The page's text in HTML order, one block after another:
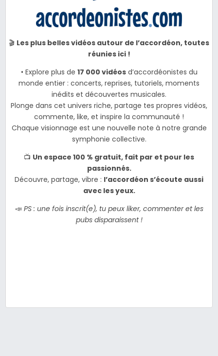
🎬 Les plus belles vidéos autour de l’accordéon, toutes
réunies ici !
• Explore plus de 17 000 vidéosd’accordéonistes du
monde entier : concerts, reprises, tutoriels, moments
inédits et découvertes musicales.
Plonge dans cet univers riche, partage tes propres vidéos,
commente, like, et inspire la communauté !
Chaque visionnage est une nouvelle note à notre grande
symphonie collective.
📺 Un espace 100 % gratuit, fait par et pour les
passionnés.
Découvre, partage, vibre : l’accordéon s’écoute aussi
avec les yeux.
📣 PS : une fois inscrit(e), tu peux liker, commenter et les
pubs disparaissent !